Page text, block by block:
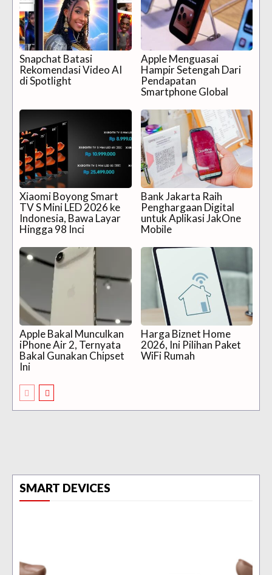
Snapchat Batasi
Rekomendasi Video AI
di Spotlight
Apple Menguasai
Hampir Setengah Dari
Pendapatan
Smartphone Global
Xiaomi Boyong Smart
TV S Mini LED 2026 ke
Indonesia, Bawa Layar
Hingga 98 Inci
Bank Jakarta Raih
Penghargaan Digital
untuk Aplikasi JakOne
Mobile
Apple Bakal Munculkan
iPhone Air 2, Ternyata
Bakal Gunakan Chipset
Ini
Harga Biznet Home
2026, Ini Pilihan Paket
WiFi Rumah
SMART DEVICES